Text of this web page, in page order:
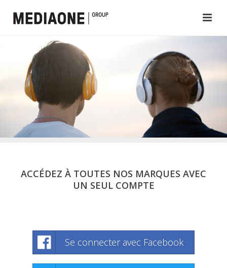
ACCÉDEZ À TOUTES NOS MARQUES AVEC
UN SEUL COMPTE
Se connecter avec Facebook